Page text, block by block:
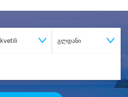
გლდანი